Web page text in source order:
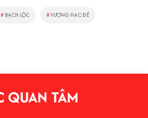
# BẠCH LỘC #VƯƠNG HẠC ĐỆ
TÂM